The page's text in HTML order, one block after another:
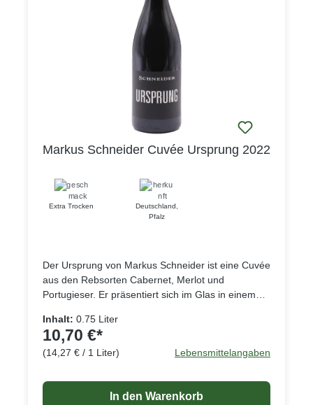
Markus Schneider Cuvée Ursprung 2022
Extra Trocken Deutschland
Pfalz
Der Ursprung von Markus Schneider ist eine Cuvée
aus den Rebsorten Cabernet, Merlot und
Portugieser. Er präsentiert sich im Glas in einem
zeigt sich ein leicht von Veilchen und
Schokoladennoten untermaltes Bouquet, mit
Aromen von Kirsche, Erdbeere und Pflaume. Am
ausgewogen mit einer feinen Würze bis ins
langanhaltende Finale. Ein Wein, der zu kräftigen
Inhalt: 0.75 Liter
10,70 €*
(14,27 € / 1 Liter) Lebensmittelangaben
In den Warenkorb